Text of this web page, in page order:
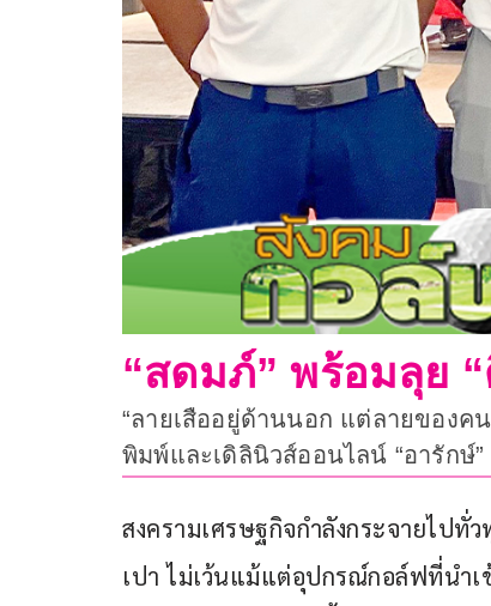
“สดมภ์” พร้อมลุย
“ลายเสืออยู่ด้านนอก แต่ลายของค
พิมพ์และเดิลินิวส์ออนไลน์ “อารักษ์
สงครามเศรษฐกิจกำลังกระจายไปทั่
เปา ไม่เว้นแม้แต่อุปกรณ์กอล์ฟที่นำเ